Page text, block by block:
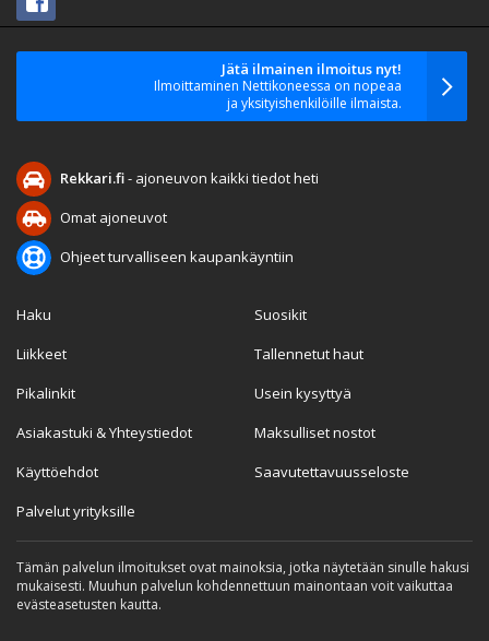
Jätä ilmainen ilmoitus nyt!
Ilmoittaminen Nettikoneessa on nopeaa
ja yksityishenkilöille ilmaista.
Rekkari.fi- ajoneuvon kaikki tiedot heti
Omat ajoneuvot
Ohjeet turvalliseen kaupankäyntiin
Haku
Liikkeet
Pikalinkit
Asiakastuki & Yhteystiedot
Käyttöehdot
Palvelut yrityksille
Suosikit
Tallennetut haut
Usein kysyttyä
Maksulliset nostot
Saavutettavuusseloste
Tämän palvelun ilmoitukset ovat mainoksia, jotka näytetään sinulle hakusi
mukaisesti. Muuhun palvelun kohdennettuun mainontaan voit vaikuttaa
evästeasetusten kautta.